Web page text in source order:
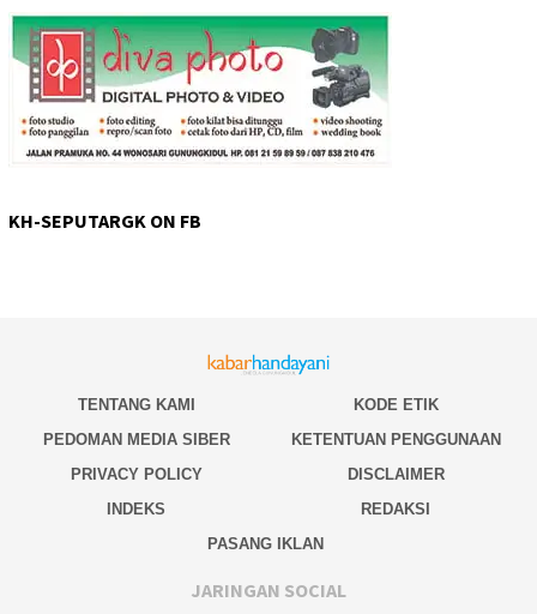
KH-SEPUTARGK ON FB
TENTANG KAMI
KODE ETIK
PEDOMAN MEDIA SIBER
KETENTUAN PENGGUNAAN
PRIVACY POLICY
DISCLAIMER
INDEKS
REDAKSI
PASANG IKLAN
JARINGAN SOCIAL